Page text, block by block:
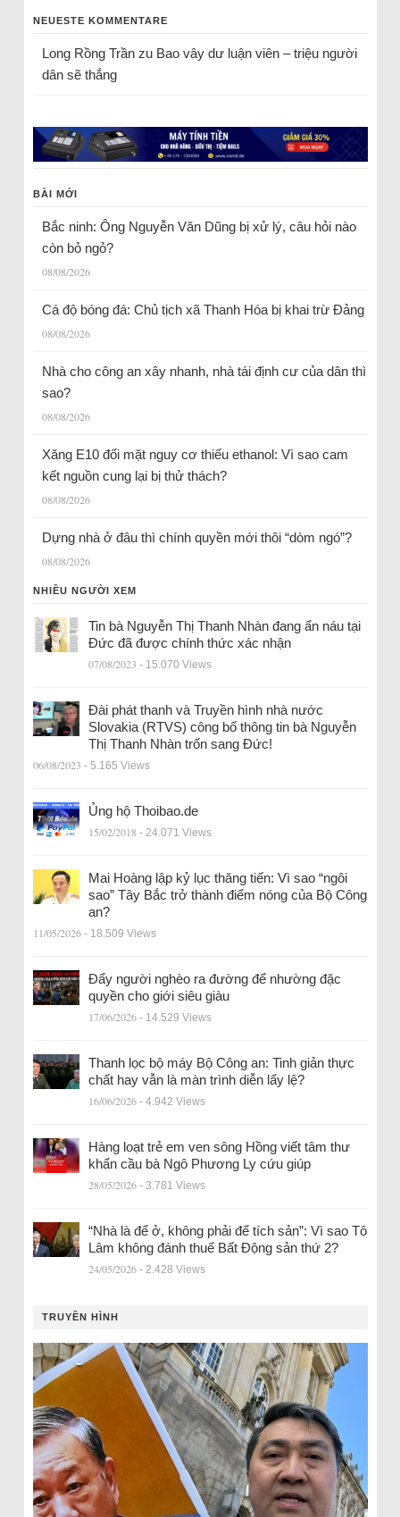
NEUESTE KOMMENTARE
Long Rồng Trầnzu Bao vây dư luận viên – triệu người
dân sẽ thắng
BÀI MỚI
Bắc ninh: Ông Nguyễn Văn Dũng bị xử lý, câu hỏi nào
còn bỏ ngỏ?
08/08/2026
Cá độ bóng đá: Chủ tịch xã Thanh Hóa bị khai trừ Đảng
08/08/2026
Nhà cho công an xây nhanh, nhà tái định cư của dân thì
sao?
08/08/2026
Xăng E10 đối mặt nguy cơ thiếu ethanol: Vì sao cam
kết nguồn cung lại bị thử thách?
08/08/2026
Dựng nhà ở đâu thì chính quyền mới thôi “dòm ngó”?
08/08/2026
NHIỀU NGƯỜI XEM
Tin bà Nguyễn Thị Thanh Nhàn đang ẩn náu tại
Đức đã được chính thức xác nhận
07/08/2023 - 15.070 Views
Đài phát thanh và Truyền hình nhà nước
Slovakia (RTVS) công bố thông tin bà Nguyễn
Thị Thanh Nhàn trốn sang Đức!
06/08/2023 - 5.165 Views
Ủng hộ Thoibao.de
15/02/2018 - 24.071 Views
Mai Hoàng lập kỷ lục thăng tiến: Vì sao “ngôi
sao” Tây Bắc trở thành điểm nóng của Bộ Công
an?
11/05/2026 - 18.509 Views
Đẩy người nghèo ra đường để nhường đặc
quyền cho giới siêu giàu
17/06/2026 - 14.529 Views
Thanh lọc bộ máy Bộ Công an: Tinh giản thực
chất hay vẫn là màn trình diễn lấy lệ?
16/06/2026 - 4.942 Views
Hàng loạt trẻ em ven sông Hồng viết tâm thư
khẩn cầu bà Ngô Phương Ly cứu giúp
28/05/2026 - 3.781 Views
“Nhà là để ở, không phải để tích sản”: Vì sao Tô
Lâm không đánh thuế Bất Động sản thứ 2?
24/05/2026 - 2.428 Views
TRUYỀN HÌNH